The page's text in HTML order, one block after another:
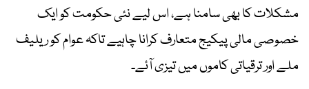
مشکلات کا بھی سامنا ہے، اس لیے نئی حکومت کو ایک
خصوصی مالی پیکیج متعارف کرانا چاہیے تاکہ عوام کو ریلیف
ملے اور ترقیاتی کاموں میں تیزی آئے۔